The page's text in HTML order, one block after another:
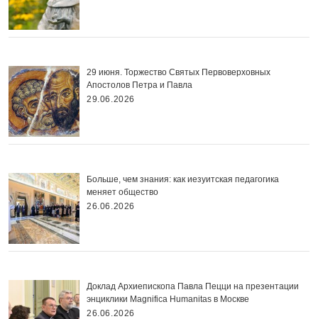
29 июня. Торжество Святых Первоверховных
Апостолов Петра и Павла
29.06.2026
Больше, чем знания: как иезуитская педагогика
меняет общество
26.06.2026
Доклад Архиепископа Павла Пецци на презентации
энциклики Magnifica Нumanitas в Москве
26.06.2026